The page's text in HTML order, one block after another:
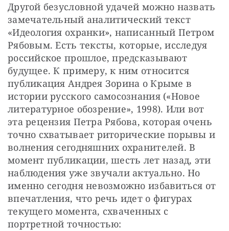
Другой безусловной удачей можно назвать
замечательный аналитический текст
«Идеология охранки», написанный Петром
Рябовым. Есть тексты, которые, исследуя
российское прошлое, предсказывают
будущее. К примеру, к ним относится
публикация Андрея Зорина о Крыме в
истории русского самосознания («Новое
литературное обозрение», 1998). Или вот
эта рецензия Петра Рябова, которая очень
точно схватывает риторические порывы и
волнения сегодняшних охранителей. В
момент публикации, шесть лет назад, эти
наблюдения уже звучали актуально. Но
именно сегодня невозможно избавиться от
впечатления, что речь идет о фигурах
текущего момента, схваченных с
портретной точностью: